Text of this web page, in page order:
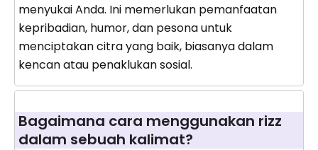
menyukai Anda. Ini memerlukan pemanfaatan
kepribadian, humor, dan pesona untuk
menciptakan citra yang baik, biasanya dalam
kencan atau penaklukan sosial.
Bagaimana cara menggunakan rizz
dalam sebuah kalimat?